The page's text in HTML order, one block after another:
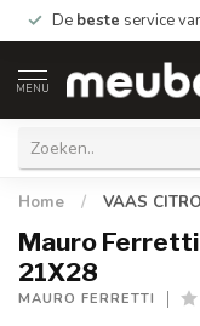
De beste service
MENU
Home / VAAS
Mauro Ferretti
21X28
MAURO FERRETTI